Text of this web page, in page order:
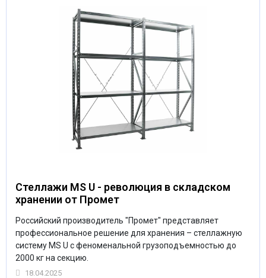
Стеллажи MS U - революция в складском
хранении от Промет
Российский производитель "Промет" представляет
профессиональное решение для хранения – стеллажную
систему MS U с феноменальной грузоподъемностью до
2000 кг на секцию.
18.04.2025